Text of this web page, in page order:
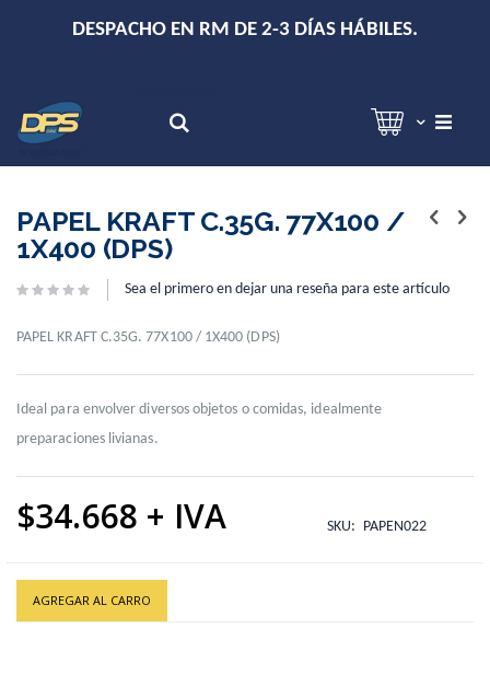
DESPACHO EN RM DE 2-3 DÍAS HÁBILES.
to
the
end
the
gallery
to
the
beginning
the
gallery
PAPEL KRAFT C.35G. 77X100 /
1X400 (DPS)
Sea el primero en dejar una reseña para este artículo
PAPEL KRAFT C.35G. 77X100 / 1X400 (DPS)
Ideal para envolver diversos objetos o comidas, idealmente
preparaciones livianas.
$34.668 SKU PAPEN022
AGREGAR AL CARRO